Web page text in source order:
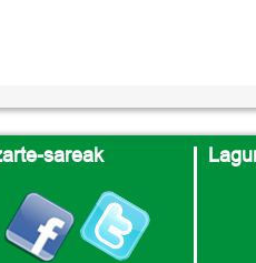
sareak